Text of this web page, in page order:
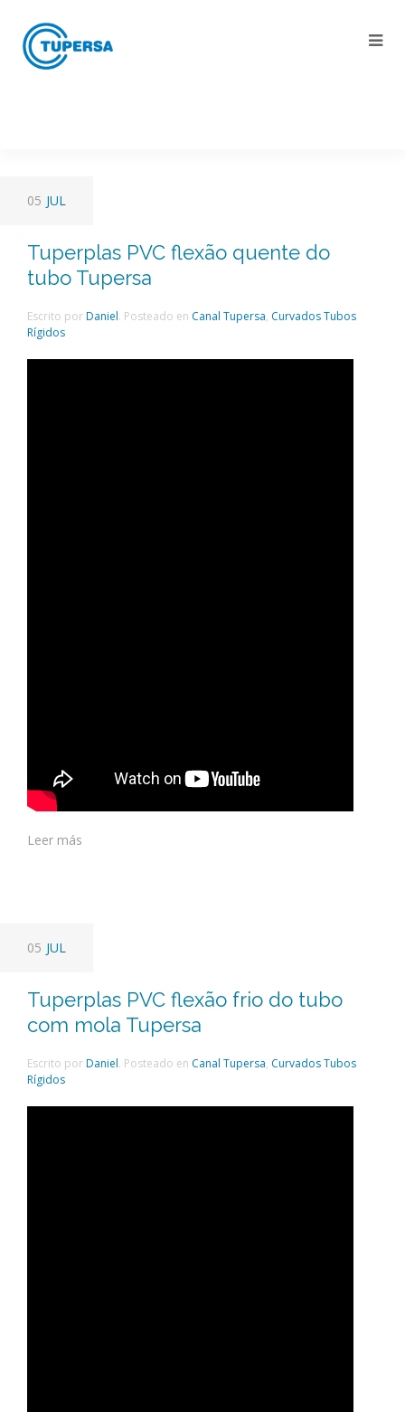
05 JUL
Tuperplas PVC flexão quente do
tubo Tupersa
Escrito porDaniel. Posteado en Canal Tupersa, Curvados Tubos
Rígidos
Leer más
05 JUL
Tuperplas PVC flexão frio do tubo
com mola Tupersa
Escrito porDaniel. Posteado en Canal Tupersa, Curvados Tubos
Rígidos